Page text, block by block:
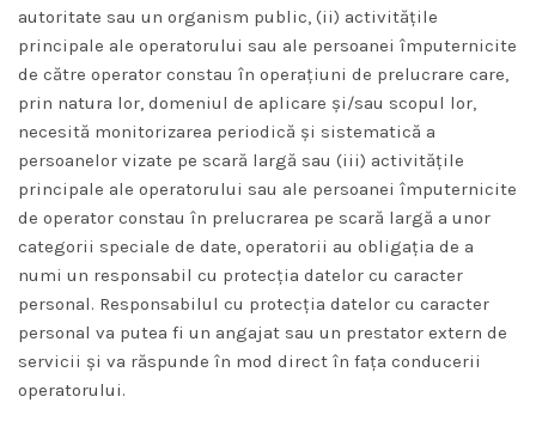
autoritate sau un organism public, (ii) activitățile
principale ale operatorului sau ale persoanei împuternicite
de către operator constau în operațiuni de prelucrare care,
prin natura lor, domeniul de aplicare și/sau scopul lor,
necesită monitorizarea periodică și sistematică a
persoanelor vizate pe scară largă sau (iii) activitățile
principale ale operatorului sau ale persoanei împuternicite
de operator constau în prelucrarea pe scară largă a unor
categorii speciale de date, operatorii au obligația de a
numi un responsabil cu protecția datelor cu caracter
personal. Responsabilul cu protecția datelor cu caracter
personal va putea fi un angajat sau un prestator extern de
servicii și va răspunde în mod direct în fața conducerii
operatorului.